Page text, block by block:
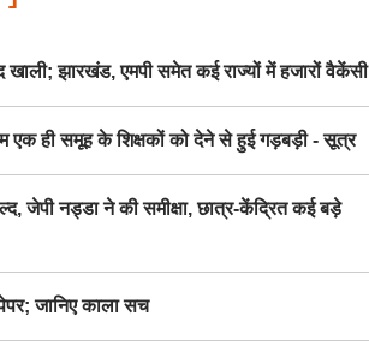
झारखंड, एमपी समेत कई राज्यों में हजारों वैकेंसी
ही समूह के शिक्षकों को देने से हुई गड़बड़ी - सूत्र
नड्डा ने की समीक्षा, छात्र-केंद्रित कई बड़े
जानिए काला सच